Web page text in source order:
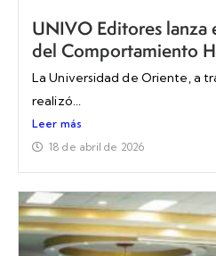
UNIVO Editores lanza
del Comportamiento
La Universidad de Oriente, a
realizó...
Leer más
18 de abril de 2026